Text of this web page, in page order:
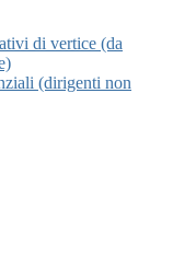
di vertice (da
(dirigenti non